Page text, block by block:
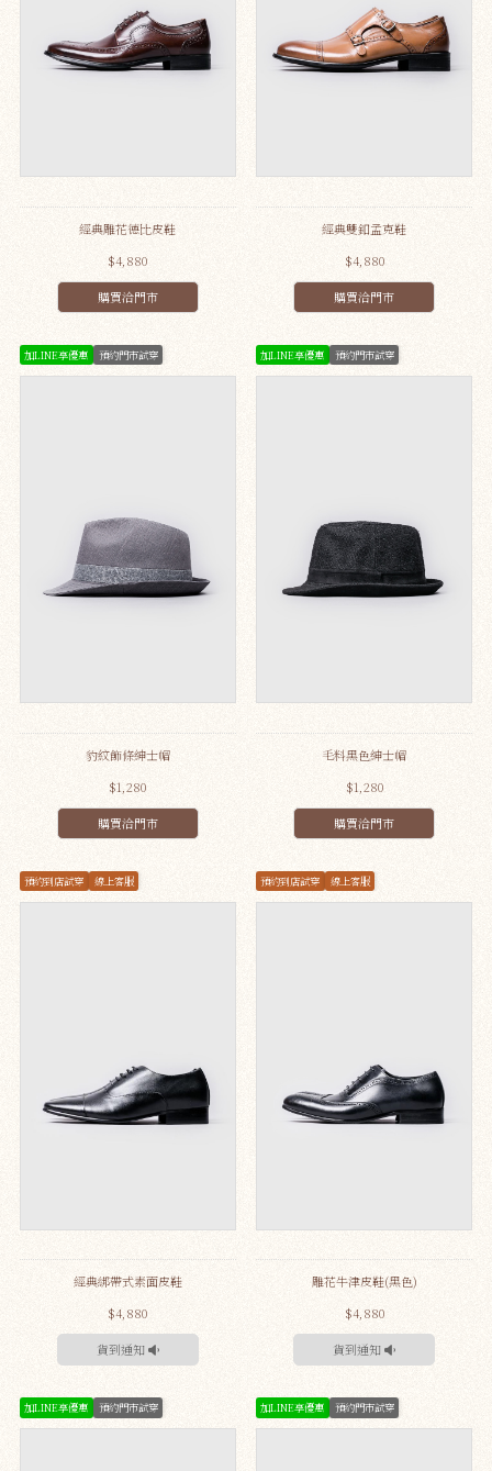
經典雕花德比皮鞋
$4,880
購買洽門市
經典雙釦孟克鞋
$4,880
購買洽門市
加LINE享優惠 預約門市試穿
豹紋飾條紳士帽
$1,280
購買洽門市
加LINE享優惠 預約門市試穿
毛料黑色紳士帽
$1,280
購買洽門市
預約到店試穿 線上客服
經典綁帶式素面皮鞋
$4,880
貨到通知
預約到店試穿 線上客服
雕花牛津皮鞋(黑色)
$4,880
貨到通知
加LINE享優惠 預約門市試穿 加LINE享優惠 預約門市試穿